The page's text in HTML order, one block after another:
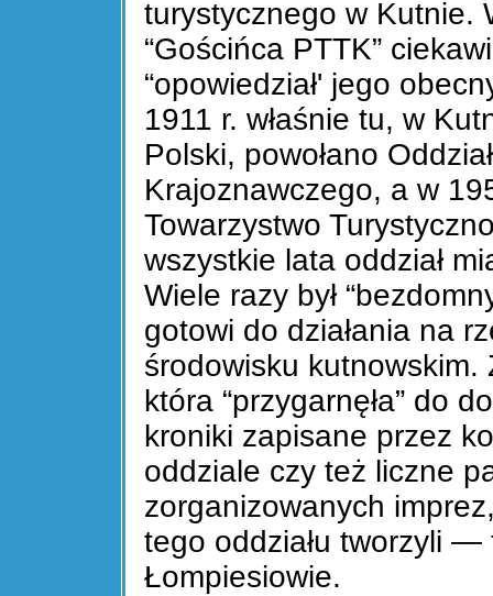
turystycznego w Kutnie.
“Gościńca PTTK”
“opowiedział' jego
1911 r. właśnie tu, w
Polski, powołano
Krajoznawczego, a w
Towarzystwo
wszystkie lata oddział
Wiele razy był
gotowi do działania na
środowisku kutnowskim.
która “przygarnęła” do
kroniki zapisane przez
oddziale czy też liczne
zorganizowanych
tego oddziału tworzyli
Łompiesiowie.